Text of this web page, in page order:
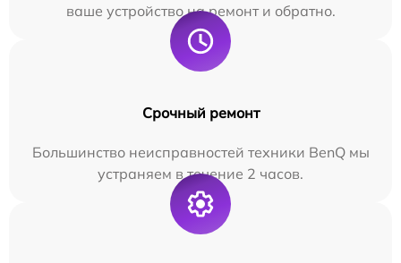
ваше устройство на ремонт и обратно.
Срочный ремонт
Большинство неисправностей техники BenQ мы
устраняем в течение 2 часов.